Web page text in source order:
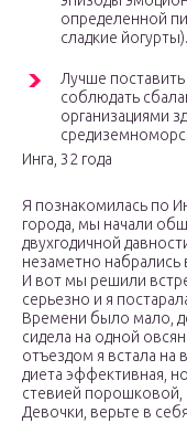
определенной
сладкие йогурты).
Лучше
соблюдать
организациями
Инга, 32 года
Я познакомилась по
города, мы начали
двухгодичной
незаметно набрались
И вот мы решили
серьезно и я
Времени было мало,
сидела на одной
отъездом я встала на
диета эффективная,
стевией порошковой,
Девочки, верьте в